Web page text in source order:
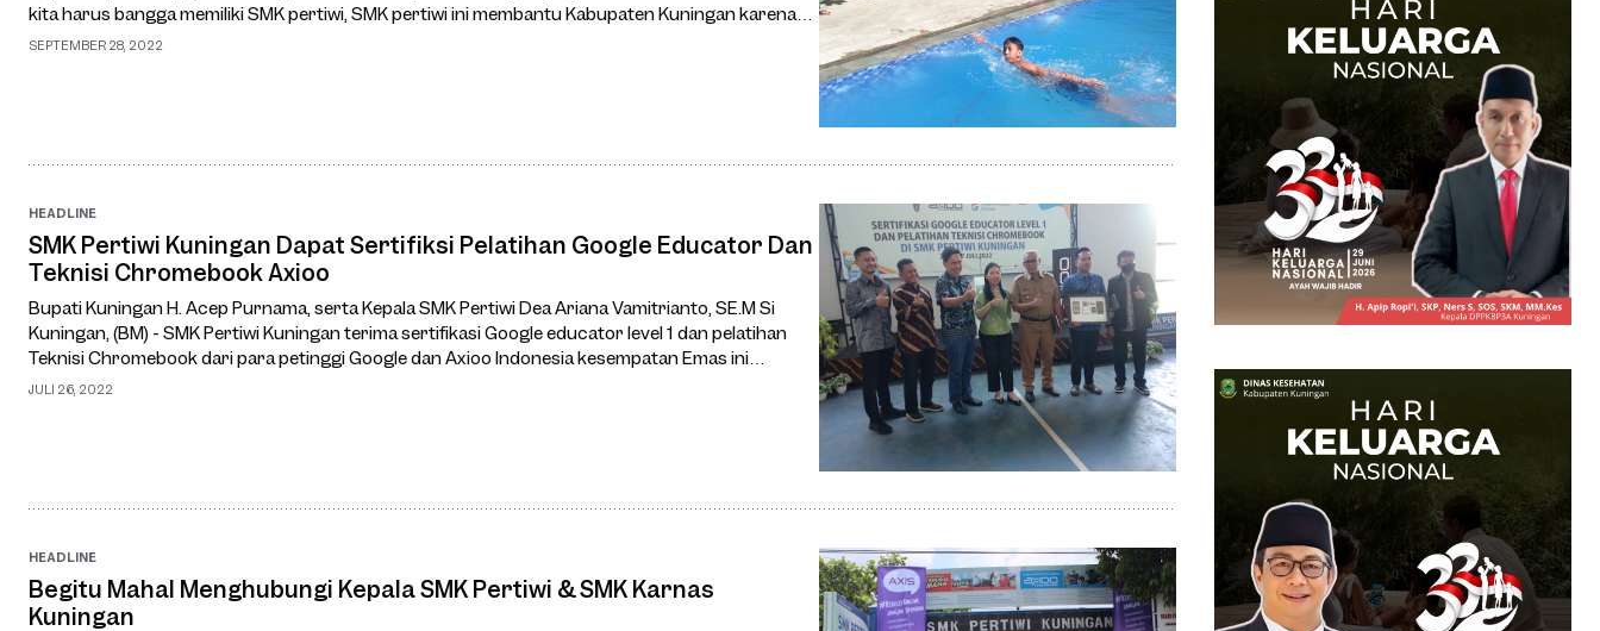
kita harus bangga memiliki SMK pertiwi, SMK pertiwi ini membantu Kabupaten Kuningan karena
siswanya juga tidak h…
SEPTEMBER 28, 2022
HEADLINE
SMK Pertiwi Kuningan Dapat Sertifiksi Pelatihan Google Educator Dan
Teknisi Chromebook Axioo
Bupati Kuningan H. Acep Purnama, serta Kepala SMK Pertiwi Dea Ariana Vamitrianto, SE.M Si
Kuningan, (BM) - SMK Pertiwi Kuningan terima sertifikasi Google educator level 1 dan pelatihan
Teknisi Chromebook dari para petinggi Google dan Axioo Indonesia kesempatan Emas ini
disambut Bupati Kuningan H. …
JULI 26, 2022
HEADLINE
Begitu Mahal Menghubungi Kepala SMK Pertiwi & SMK Karnas
Kuningan